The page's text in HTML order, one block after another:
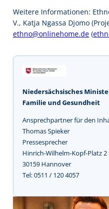
Weitere Informationen:
V., Katja Ngassa Djomo
ethno@onlinehome.de (
Niedersächsisches
Familie und Gesundheit
Ansprechpartner für den
Thomas Spieker
Pressesprecher
Hinrich-Wilhelm-Kopf-Platz 2
30159 Hannover
Tel: 0511 / 120 4057